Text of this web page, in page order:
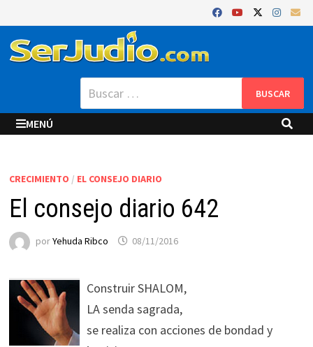
al
contenido
Buscar:
MENÚ
CRECIMIENTO / EL CONSEJO DIARIO
El consejo diario 642
porYehuda Ribco 08/11/2016
Construir SHALOM,
LA senda sagrada,
se realiza con acciones de bondad y